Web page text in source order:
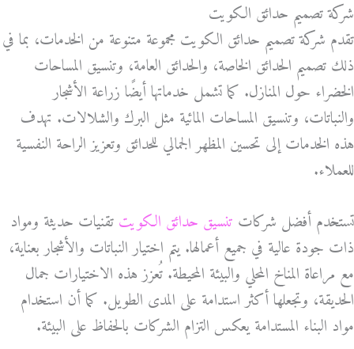
شركة تصميم حدائق الكويت
تقدم شركة تصميم حدائق الكويت مجموعة متنوعة من الخدمات، بما في
ذلك تصميم الحدائق الخاصة، والحدائق العامة، وتنسيق المساحات
الخضراء حول المنازل. كما تشمل خدماتها أيضًا زراعة الأشجار
والنباتات، وتنسيق المساحات المائية مثل البرك والشلالات. تهدف
هذه الخدمات إلى تحسين المظهر الجمالي للحدائق وتعزيز الراحة النفسية
للعملاء.
تستخدم أفضل شركات تنسيق حدائق الكويت تقنيات حديثة ومواد
ذات جودة عالية في جميع أعمالها. يتم اختيار النباتات والأشجار بعناية،
مع مراعاة المناخ المحلي والبيئة المحيطة. تُعزز هذه الاختيارات جمال
الحديقة، وتجعلها أكثر استدامة على المدى الطويل. كما أن استخدام
مواد البناء المستدامة يعكس التزام الشركات بالحفاظ على البيئة.